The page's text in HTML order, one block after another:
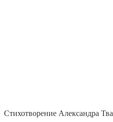
Стихотворение Александра